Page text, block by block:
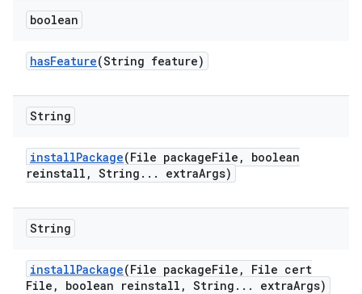
boolean
hasFeature(String feature)
String
installPackage(File packageFile ,
boolean
reinstall , String . . . extraArgs)
String
installPackage(File packageFile ,
File cert
File , boolean reinstall , String . . . extraArgs)